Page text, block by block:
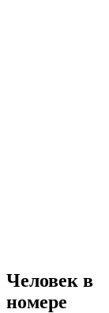
Человек в
номере